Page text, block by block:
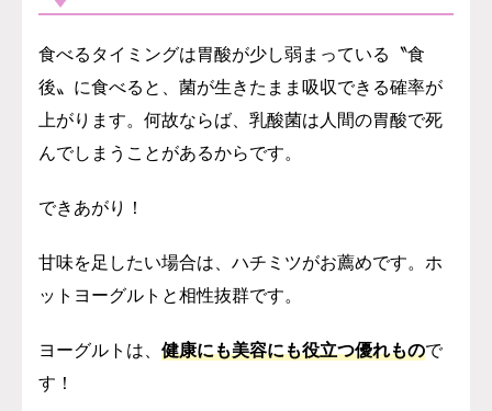
食べるタイミングは胃酸が少し弱まっている〝食
後〟に食べると、菌が生きたまま吸収できる確率が
上がります。何故ならば、乳酸菌は人間の胃酸で死
んでしまうことがあるからです。
できあがり！
甘味を足したい場合は、ハチミツがお薦めです。ホ
ットヨーグルトと相性抜群です。
ヨーグルトは、 健康にも美容にも役立つ優れもので
す！